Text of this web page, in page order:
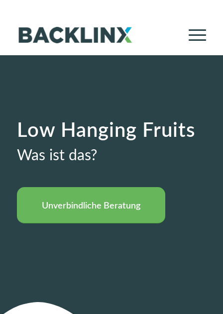
Low Hanging Fruits
Was ist das?
Unverbindliche Beratung